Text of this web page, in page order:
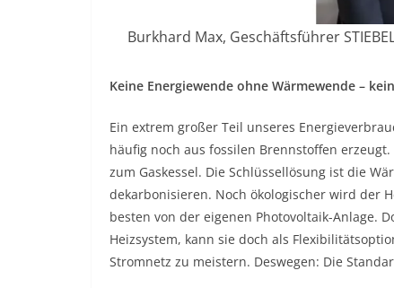
Burkhard Max, Geschäftsführer
Keine Energiewende ohne Wärmewende –
Ein extrem großer Teil unseres
häufig noch aus fossilen Brennstoffen
zum Gaskessel. Die Schlüssellösung ist die
dekarbonisieren. Noch ökologischer wird der
besten von der eigenen Photovoltaik-Anlage.
Heizsystem, kann sie doch als
Stromnetz zu meistern. Deswegen: Die